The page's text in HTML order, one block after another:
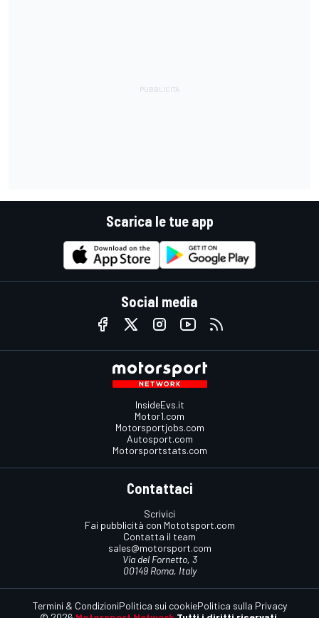
Scarica le tue app
Social media
InsideEvs.it
Motor1.com
Motorsportjobs.com
Autosport.com
Motorsportstats.com
Contattaci
Scrivici
Fai pubblicità con Mototsport.com
Contatta il team
sales@motorsport.com
Via del Fornetto, 3
00149 Roma, Italy
Termini & CondizioniPolitica sui cookiePolitica sulla Privacy